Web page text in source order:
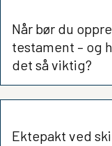
Når bør du
testament – og
det så viktig?
Ektepakt ved